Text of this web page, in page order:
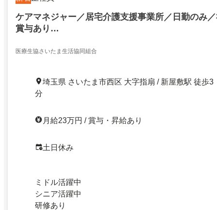
ケアマネジャー／居宅介護支援事業所／日勤のみ
賞与あり…
医療生協さいたま生活協同組合
埼玉県 さいたま市西区 大字指扇 / 新屋敷駅 徒歩3
分
月給23万円 / 賞与・昇給あり
土日休み
ミドル活躍中
シニア活躍中
研修あり